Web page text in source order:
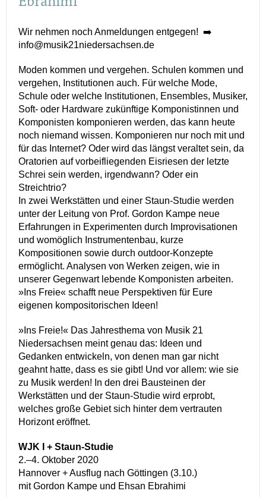
Wir nehmen noch Anmeldungen entgegen! ➡️
info@musik21niedersachsen.de
Moden kommen und vergehen. Schulen kommen und
vergehen, Institutionen auch. Für welche Mode,
Schule oder welche Institutionen, Ensembles, Musiker,
Soft- oder Hardware zukünftige Komponistinnen und
Komponisten komponieren werden, das kann heute
noch niemand wissen. Komponieren nur noch mit und
für das Internet? Oder wird das längst veraltet sein, da
Oratorien auf vorbeifliegenden Eisriesen der letzte
Schrei sein werden, irgendwann? Oder ein
Streichtrio?
In zwei Werkstätten und einer Staun-Studie werden
unter der Leitung von Prof. Gordon Kampe neue
Erfahrungen in Experimenten durch Improvisationen
und womöglich Instrumentenbau, kurze
Kompositionen sowie durch outdoor-Konzepte
ermöglicht. Analysen von Werken zeigen, wie in
unserer Gegenwart lebende Komponisten arbeiten.
»Ins Freie« schafft neue Perspektiven für Eure
eigenen kompositorischen Ideen!
»Ins Freie!« Das Jahresthema von Musik 21
Niedersachsen meint genau das: Ideen und
Gedanken entwickeln, von denen man gar nicht
geahnt hatte, dass es sie gibt! Und vor allem: wie sie
zu Musik werden! In den drei Bausteinen der
Werkstätten und der Staun-Studie wird erprobt,
welches große Gebiet sich hinter dem vertrauten
Horizont eröffnet.
WJK I + Staun-Studie
2.–4. Oktober 2020
Hannover + Ausflug nach Göttingen (3.10.)
mit Gordon Kampe und Ehsan Ebrahimi